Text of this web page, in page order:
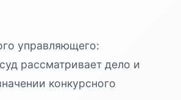
управляющего:
рассматривает дело и
конкурсного